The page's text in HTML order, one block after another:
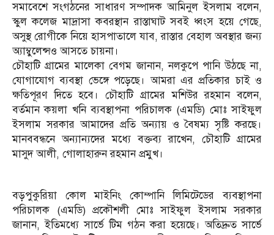
সমাবেশে সংগঠনের সাধারণ সম্পাদক আমিনুল ইসলাম বলেন,
স্কুল কলেজ মাদ্রাসা কবরস্থান রাস্তাঘাট সবই ধ্বংস হয়ে গেছে,
অসুস্থ রোগীকে নিয়ে হাসপাতালে যাব, রাস্তার বেহাল অবস্থার জন্য
অ্যাম্বুলেন্সও আসতে চায়না।
চৌহাটি গ্রামের মালেকা বেগম জানান, নলকুপে পানি উঠছে না,
যোগাযোগ ব্যবস্থা ভেঙ্গে পড়েছে। আমরা এর প্রতিকার চাই ও
ক্ষতিপূরণ দিতে হবে। চৌহাটি গ্রামের মশিউর রহমান বলেন,
বর্তমান কয়লা খনি ব্যবস্থাপনা পরিচালক (এমডি) মোঃ সাইফুল
ইসলাম সরকার আমাদের প্রতি অন্যায় ও বৈষম্য সৃষ্টি করছে।
মানববন্ধনে অন্যান্যদের মধ্যে বক্তব্য রাখেন, চৌহাটি গ্রামের
মাসুদ আলী, গোলাহারুন রহমান প্রমুখ।
বড়পুকুরিয়া কোল মাইনিং কোম্পানি লিমিটেডের ব্যবস্থাপনা
পরিচালক (এমডি) প্রকৌশলী মোঃ সাইফুল ইসলাম সরকার
জানান, ইতিমধ্যে সার্ভে টিম গঠন করা হয়েছে। অতিদ্রুত সার্ভে